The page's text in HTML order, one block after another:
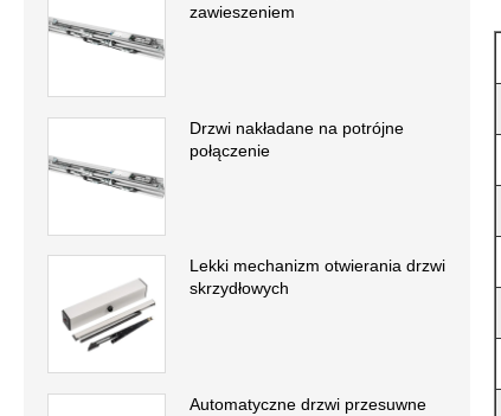
zawieszeniem
Drzwi nakładane na potrójne
połączenie
Lekki mechanizm otwierania drzwi
skrzydłowych
Automatyczne drzwi przesuwne